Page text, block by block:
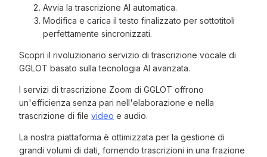
Avvia la trascrizione AI automatica.
Modifica e carica il testo finalizzato per sottotitoli
perfettamente sincronizzati.
Scopri il rivoluzionario servizio di trascrizione vocale di
GGLOT basato sulla tecnologia AI avanzata.
I servizi di trascrizione Zoom di GGLOT offrono
un'efficienza senza pari nell'elaborazione e nella
trascrizione di filevideo e audio.
La nostra piattaforma è ottimizzata per la gestione di
grandi volumi di dati, fornendo trascrizioni in una frazione